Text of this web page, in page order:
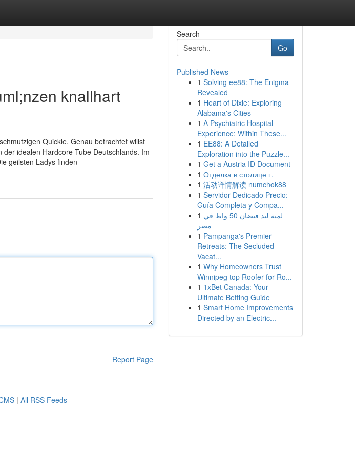
knallhart
Quickie. Genau betrachtet willst
idealen Hardcore Tube Deutschlands. Im
geilsten Ladys finden
Report Page
Search
Go
Published News
1 Solving ee88: The Enigma
Revealed
1 Heart of Dixie: Exploring
Alabama's Cities
1 A Psychiatric Hospital
Experience: Within These...
1 EE88: A Detailed
Exploration into the Puzzle...
1 Get a Austria ID Document
1 Отделка в столице г.
1 活动详情解读 numchok88
1 Servidor Dedicado Precio:
Guía Completa y Compa...
1 لمبة ليد فيضان 50 واط في
مصر
1 Pampanga's Premier
Retreats: The Secluded
Vacat...
1 Why Homeowners Trust
Winnipeg top Roofer for Ro...
1 1xBet Canada: Your
Ultimate Betting Guide
1 Smart Home Improvements
Directed by an Electric...
| All RSS Feeds